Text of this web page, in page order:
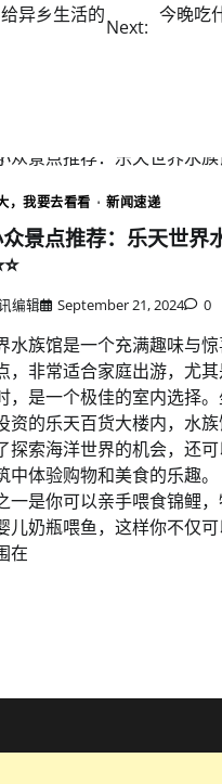
异乡生活的
Next:
今晚吃
，我要去看看 新闻速递
景点推荐：乐天世界
编辑 September 21, 2024 0
水族馆是一个充满趣味与
，非常适合家庭出游，尤
，是一个极佳的室内选择
资的乐天百货大楼内，水
探索海洋世界的机会，还
中体验购物和美食的乐趣
一是你可以亲手喂食锦鲤
儿奶瓶喂鱼，这样你不仅
在